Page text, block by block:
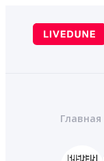
содержимому
Главная